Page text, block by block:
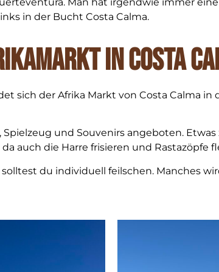
Man hat irgendwie immer
links in der Bucht Costa Calma.
in Costa
sich der Afrika Markt von Costa Calma in
und Souvenirs angeboten.
auch die Harre frisieren und Rastazöpfe
du individuell feilschen. Manches